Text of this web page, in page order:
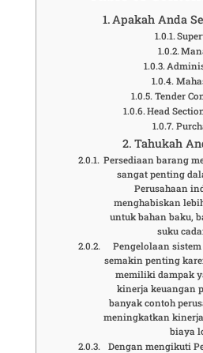
Apakah Anda
Tender
Head
Tahukah
Persediaan barang
sangat penting
Perusahaan
menghabiskan
untuk bahan baku,
suku
Pengelolaan
semakin penting
memiliki dampak
kinerja keuangan
banyak contoh
meningkatkan
biaya
Dengan mengikuti